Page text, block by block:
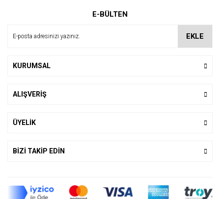
E-BÜLTEN
EKLE
KURUMSAL
ALIŞVERİŞ
ÜYELİK
BİZİ TAKİP EDİN